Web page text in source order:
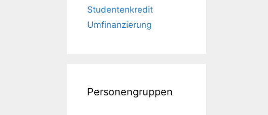
Studentenkredit
Umfinanzierung
Personengruppen